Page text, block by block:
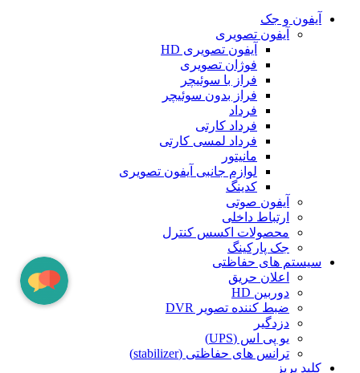
آیفون و جک
آیفون تصویری
آیفون تصویری HD
فوژان تصویری
فراز با سوئیچر
فراز بدون سوئیچر
فرداد
فرداد کارتی
فرداد لمسی کارتی
مانیتور
لوازم جانبی آیفون تصویری
کدینگ
آیفون صوتی
ارتباط داخلی
محصولات اکسس کنترل
جک پارکینگ
سیستم های حفاظتی
اعلان حریق
دوربین HD
ضبط کننده تصویر DVR
دزدگیر
یو پی اس (UPS)
ترانس های حفاظتی (stabilizer)
کلید پریز